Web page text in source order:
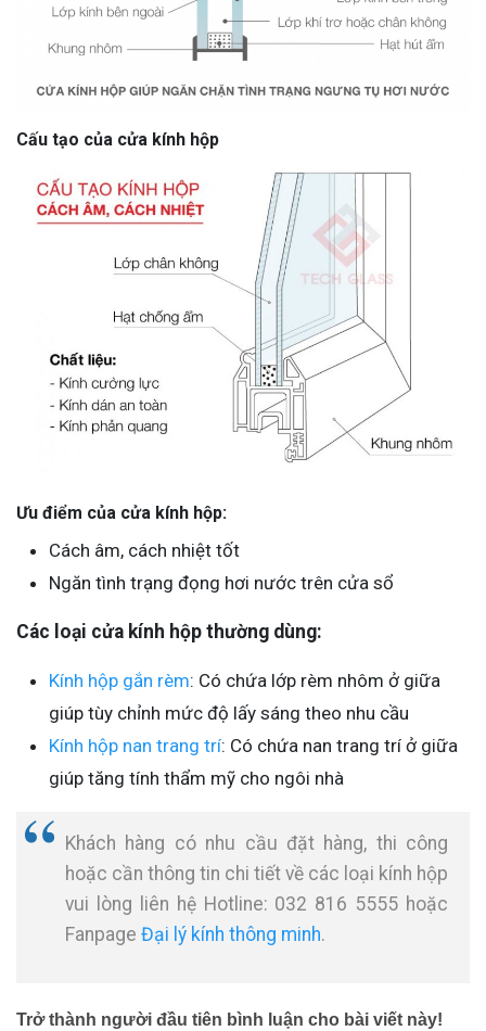
Cấu tạo của cửa kính hộp
Ưu điểm của cửa kính hộp:
Cách âm, cách nhiệt tốt
Ngăn tình trạng đọng hơi nước trên cửa sổ
Các loại cửa kính hộp thường dùng:
Kính hộp gắn rèm: Có chứa lớp rèm nhôm ở giữa
giúp tùy chỉnh mức độ lấy sáng theo nhu cầu
Kính hộp nan trang trí: Có chứa nan trang trí ở giữa
giúp tăng tính thẩm mỹ cho ngôi nhà
Khách hàng có nhu cầu đặt hàng, thi công
hoặc cần thông tin chi tiết về các loại kính hộp
vui lòng liên hệ Hotline: 032 816 5555 hoặc
Fanpage Đại lý kính thông minh.
Trở thành người đầu tiên bình luận cho bài viết này!